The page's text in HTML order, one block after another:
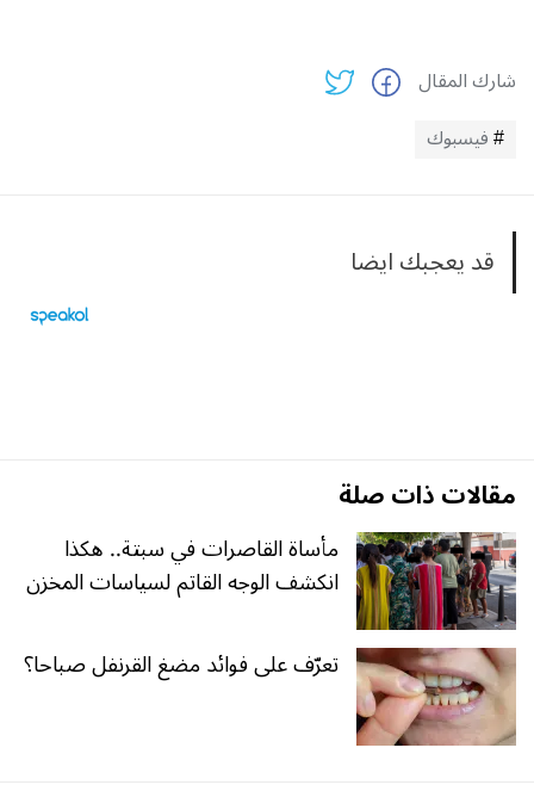
شارك المقال
فيسبوك
قد يعجبك ايضا
مقالات ذات صلة
مأساة القاصرات في سبتة.. هكذا
انكشف الوجه القاتم لسياسات المخزن
تعرّف على فوائد مضغ القرنفل صباحا؟